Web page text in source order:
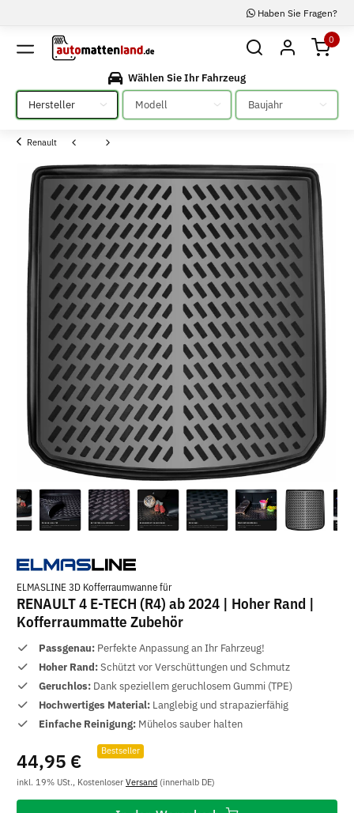
Haben Sie Fragen?
0
Wählen Sie Ihr Fahrzeug
Bitte auswählen
Bitte auswählen Bitte auswählen
Renault
ELMASLINE 3D Kofferraumwanne für
RENAULT 4 E-TECH (R4) ab 2024 | Hoher Rand |
Kofferraummatte Zubehör
Passgenau: Perfekte Anpassung an Ihr Fahrzeug!
Hoher Rand:Schützt vor Verschüttungen und Schmutz
Geruchlos: Dank speziellem geruchlosem Gummi (TPE)
Hochwertiges Material: Langlebig und strapazierfähig
Einfache Reinigung: Mühelos sauber halten
Bestseller
44,95 €
inkl. 19% USt., Kostenloser Versand (innerhalb DE)